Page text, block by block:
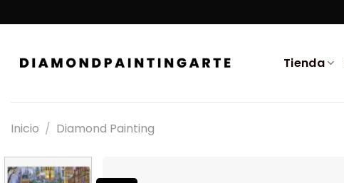
Tienda
Inicio / Diamond Painting